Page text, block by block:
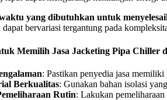
yang dibutuhkan untuk
bervariasi tergantung pada
Memilih Jasa Jacketing Pipa Chiller
: Pastikan penyedia jasa
Berkualitas: Gunakan bahan isolasi
Rutin: Lakukan